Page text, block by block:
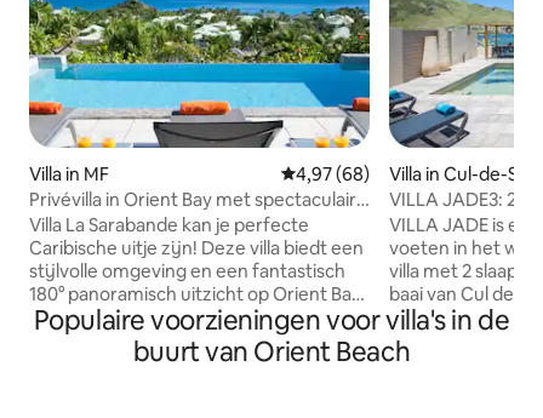
Villa in MF Gemiddelde beoordeling van
4,97 (68)
Privévilla in Orient Bay met spectaculair
uitzicht
Villa La Sarabande kan je perfecte
Caribische uitje zijn! Deze villa biedt een
stijlvolle omgeving en een fantastisch
180° panoramisch uitzicht op Orient Bay.
Een heerlijk afgelegen locatie op een
heuvel in de chique villawijk van de
omheinde gemeenschap Orient Bay,
Villa in Cul-de-Sac
VILLA JADE3: 2
ZWEMBAD AAN
VILLA JADE is
voeten in het
villa met 2
baai van Cul de
Ilet PINEL en het
turquoise
kajakuitjes,
Populaire voorzieningen voor villa's in de
buurt van Orient Beach